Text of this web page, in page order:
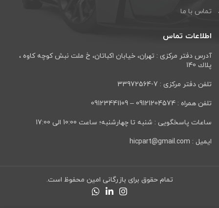
تماس با ما
اطلاعات تماس
آدرس دفتر مرکزی : تهران، خيابان اكباتان، خ ملت نبش كوچه كاوه ،
پلاك 140
تلفن دفتر مرکزی : 7-33972564
تلفن همراه : 09121204574 – 09123441109
ساعات پاسخگویی : شنبه تا چهارشنبه؛ ساعت 10:00 الی 17:00
ایمیل : hicpart@gmail.com
تمام حقوق برای بازرگانی امین محفوظ است.